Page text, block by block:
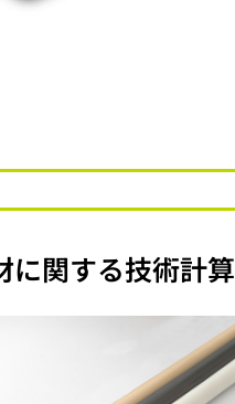
に関する技術計算